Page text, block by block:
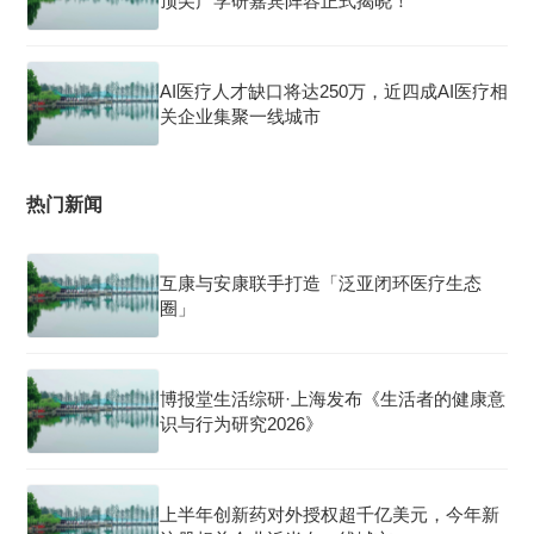
AI医疗人才缺口将达250万，近四成AI医疗相
关企业集聚一线城市
热门新闻
互康与安康联手打造「泛亚闭环医疗生态
圈」
博报堂生活综研·上海发布《生活者的健康意
识与行为研究2026》
上半年创新药对外授权超千亿美元，今年新